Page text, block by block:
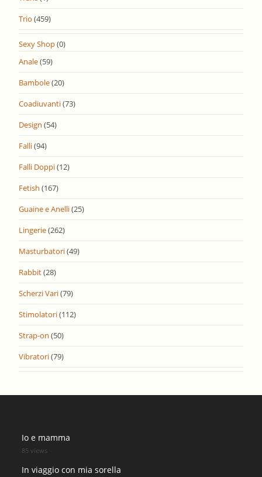
Trio (459)
Sexy Shop(0)
Anale(59)
Bambole(20)
Coadiuvanti(73)
Design (54)
Falli(94)
Falli Doppi(12)
Fetish (167)
Guaine e Anelli(25)
Lingerie(262)
Masturbatori(49)
Rabbit(28)
Scherzi Vari(79)
Stimolatori(112)
Strap-on (50)
Vibratori(79)
Io e mamma
85 views
In viaggio con mia sorella